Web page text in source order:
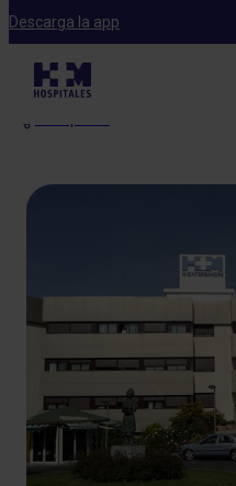
Descarga la app
Notas de prensa
IV